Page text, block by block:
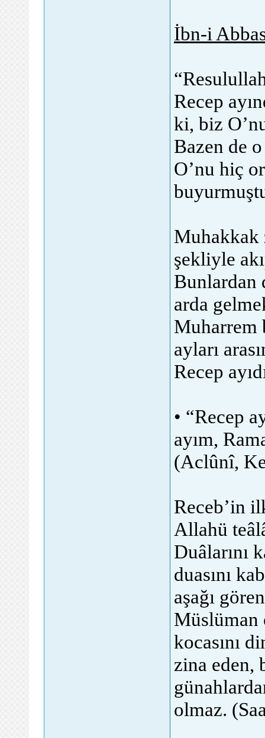
İbn-i
Recep
ki, biz
Bazen de
O’nu hiç
Muhakkak
şekliyle
Bunlardan
arda
Muharrem
ayları
Recep
• “Recep
ayım,
(Aclûnî,
Receb’in
Allahü
Duâlarını
duasını
aşağı
Müslüman
kocasını
zina eden,
olmaz.